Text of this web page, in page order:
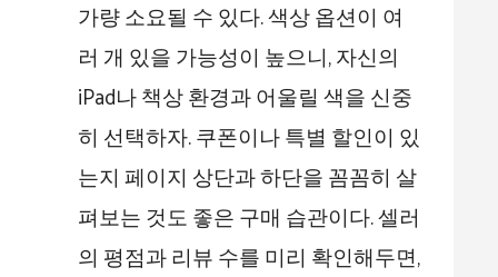
가량 소요될 수 있다. 색상 옵션이 여
러 개 있을 가능성이 높으니, 자신의
iPad나 책상 환경과 어울릴 색을 신중
히 선택하자. 쿠폰이나 특별 할인이 있
는지 페이지 상단과 하단을 꼼꼼히 살
펴보는 것도 좋은 구매 습관이다. 셀러
의 평점과 리뷰 수를 미리 확인해두면,